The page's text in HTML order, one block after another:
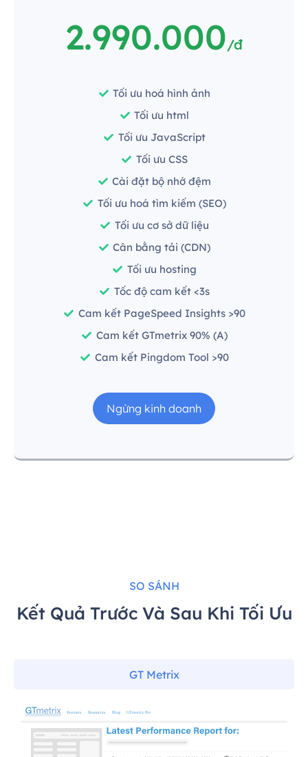
2.990.000/đ
Tối ưu hoá hình ảnh
Tối ưu html
Tối ưu JavaScript
Tối ưu CSS
Cài đặt bộ nhớ đệm
Tối ưu hoá tìm kiếm (SEO)
Tối ưu cơ sở dữ liệu
Cân bằng tải (CDN)
Tối ưu hosting
Tốc độ cam kết <3s
Cam kết PageSpeed Insights >90
Cam kết GTmetrix 90% (A)
Cam kết Pingdom Tool >90
Ngừng kinh doanh
SO SÁNH
Kết Quả Trước Và Sau Khi Tối Ưu
GT Metrix